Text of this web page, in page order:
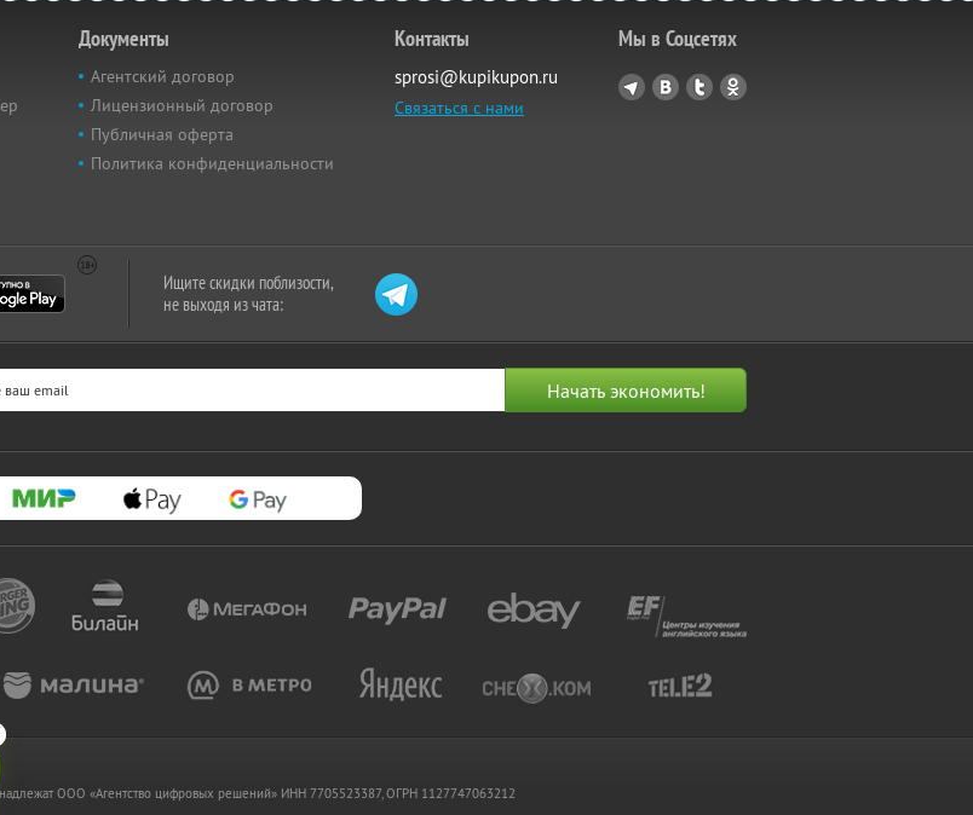
Документы
Агентский договор
Лицензионный договор
Публичная оферта
Политика конфиденциальности
Контакты
sprosi@kupikupon.ru
Связаться с нами
Мы в Соцсетях
Ищите скидки поблизости,
не выходя из чата:
OOO «Агентство цифровых решений» ИНН 7705523387, ОГРН 1127747063212